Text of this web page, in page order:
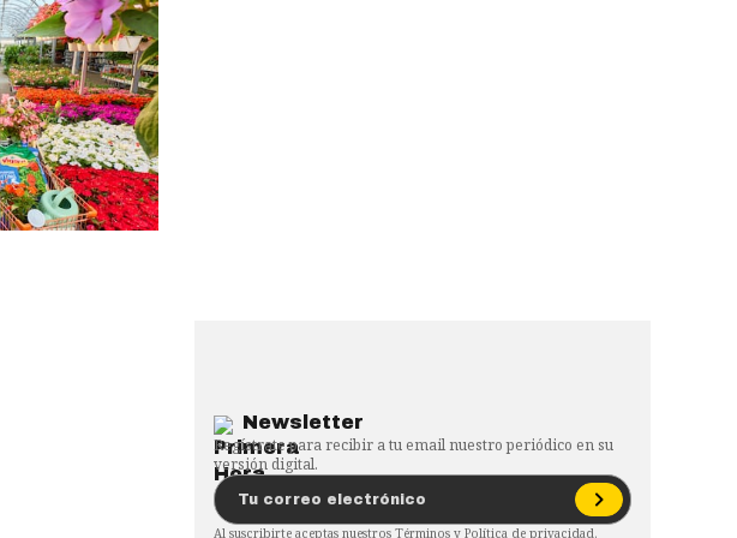
Newsletter
Regístrate para recibir a tu email nuestro periódico en su
versión digital.
Al suscribirte aceptas nuestros Términos y Política de privacidad.